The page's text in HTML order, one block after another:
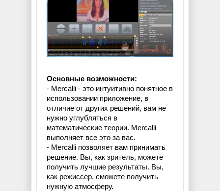
Основные возможности:
- Mercalli - это интуитивно понятное в
использовании приложение, в
отличие от других решений, вам не
нужно углубляться в
математические теории. Mercalli
выполняет все это за вас.
- Mercalli позволяет вам принимать
решение. Вы, как зритель, можете
получить лучшие результаты. Вы,
как режиссер, сможете получить
нужную атмосферу.